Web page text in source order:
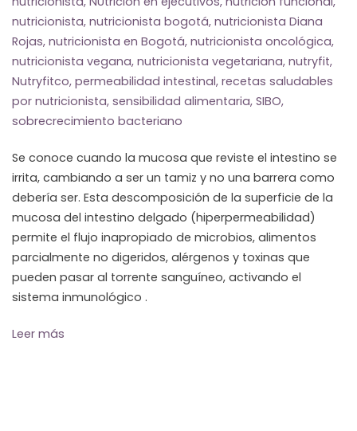
nutricionista, nutricionista bogotá, nutricionista Diana
Rojas, nutricionista en Bogotá, nutricionista oncológica,
nutricionista vegana, nutricionista vegetariana, nutryfit,
Nutryfitco, permeabilidad intestinal, recetas saludables
por nutricionista, sensibilidad alimentaria, SIBO,
sobrecrecimiento bacteriano
Se conoce cuando la mucosa que reviste el intestino se
irrita, cambiando a ser un tamiz y no una barrera como
debería ser. Esta descomposición de la superficie de la
mucosa del intestino delgado (hiperpermeabilidad)
permite el flujo inapropiado de microbios, alimentos
parcialmente no digeridos, alérgenos y toxinas que
pueden pasar al torrente sanguíneo, activando el
sistema inmunológico .
Leer más